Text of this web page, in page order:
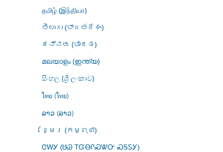
தமிழ் (இந்தியா)
తెలుగు (భారతదేశం)
ಕನ್ನಡ (ಭಾರತ)
മലയാളം (ഇന്ത്യ)
සිංහල (ශ්‍රී ලංකාව)
ไทย (ไทย)
ລາວ (ລາວ)
ខ្មែរ (កម្ពុជា)
ᏣᎳᎩ (ᏌᏊ ᎢᏳᎾᎵᏍᏔᏅ ᏍᎦᏚᎩ)